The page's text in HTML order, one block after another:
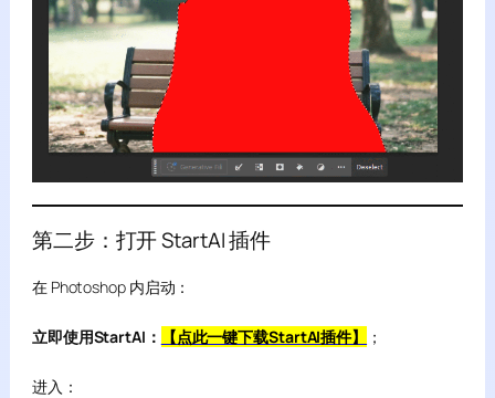
第二步：打开 StartAI 插件
在 Photoshop 内启动：
立即使用StartAI： 【点此一键下载StartAI插件】 ；
进入：